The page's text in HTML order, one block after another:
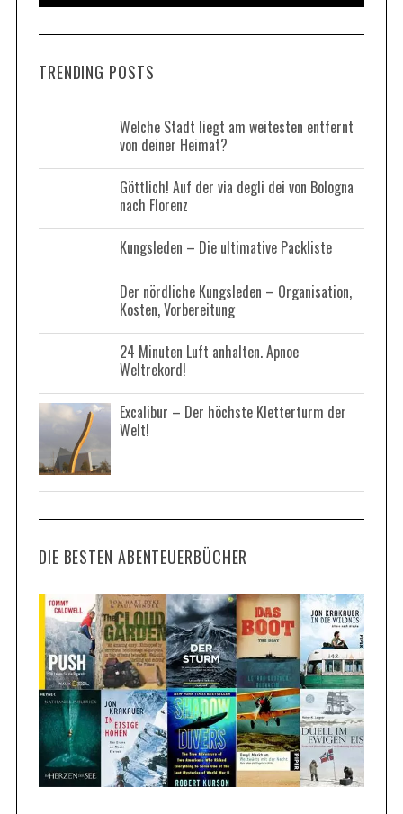
c
r
A
C
TRENDING POSTS
Welche Stadt liegt am weitesten entfernt
von deiner Heimat?
Göttlich! Auf der via degli dei von Bologna
nach Florenz
Kungsleden – Die ultimative Packliste
Der nördliche Kungsleden – Organisation,
Kosten, Vorbereitung
24 Minuten Luft anhalten. Apnoe
Weltrekord!
Excalibur – Der höchste Kletterturm der
Welt!
DIE BESTEN ABENTEUERBÜCHER